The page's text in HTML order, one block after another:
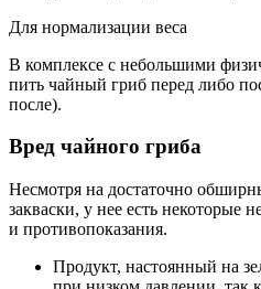
Для нормализации веса
В комплексе с небольшими
пить чайный гриб перед либо
после).
Вред чайного гриба
Несмотря на достаточно
закваски, у нее есть некоторые
и противопоказания.
Продукт, настоянный на